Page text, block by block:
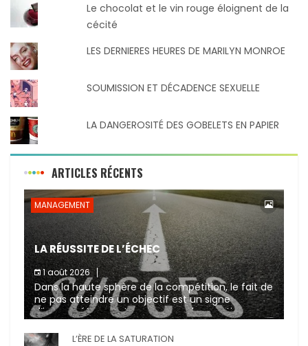
Le chocolat et le vin rouge éloignent de la
cécité
LES DERNIERES HEURES DE MARILYN MONROE
SOUMISSION ET DÉCADENCE SEXUELLE
LA DANGEROSITÉ DES GOBELETS EN PAPIER
ARTICLES RÉCENTS
MANAGEMENT
LA RÉUSSITE DE L’ÉCHEC
1 août 2026
Dans la haute sphère de la compétition, le fait de
ne pas atteindre un objectif est un signe
d’incompétence et une source de sanctions
diverses (avertissement, […]
L’ÈRE DE LA SATURATION